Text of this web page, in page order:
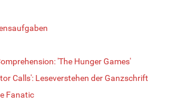
'The Hunger Games'
Calls': Leseverstehen der Ganzschrift
Fanatic